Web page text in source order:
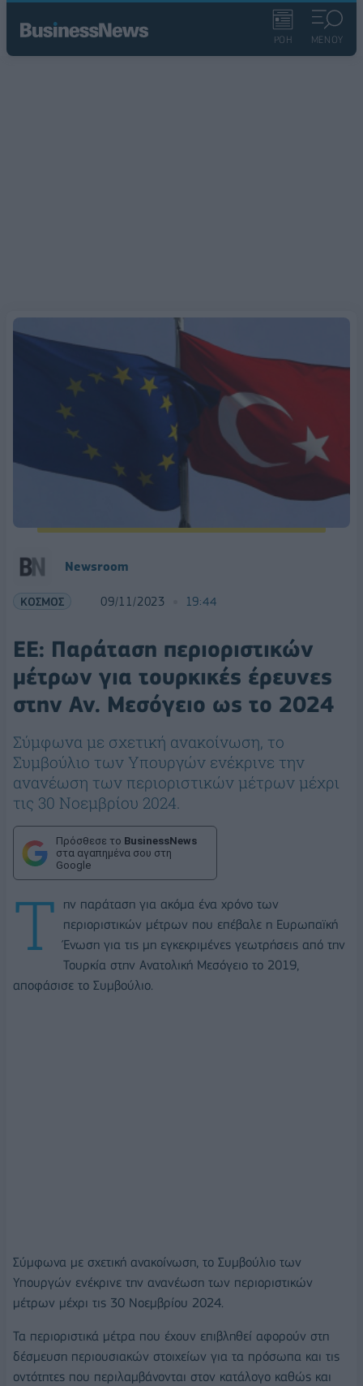
ΡΟΗ ΜΕΝΟΥ
Newsroom
ΚΟΣΜΟΣ 09/11/2023 19:44
ΕΕ: Παράταση περιοριστικών
μέτρων για τουρκικές έρευνες
στην Αν. Μεσόγειο ως το 2024
Σύμφωνα με σχετική ανακοίνωση, το
Συμβούλιο των Υπουργών ενέκρινε την
ανανέωση των περιοριστικών μέτρων μέχρι
τις 30 Νοεμβρίου 2024.
Πρόσθεσε το BusinessNews
στα αγαπημένα σου στη
Google
Τ
ην παράταση για ακόμα ένα χρόνο των
περιοριστικών μέτρων που επέβαλε η Ευρωπαϊκή
Ένωση για τις μη εγκεκριμένες γεωτρήσεις από την
Τουρκία στην Ανατολική Μεσόγειο το 2019,
αποφάσισε το Συμβούλιο.
Σύμφωνα με σχετική ανακοίνωση, το Συμβούλιο των
Υπουργών ενέκρινε την ανανέωση των περιοριστικών
μέτρων μέχρι τις 30 Νοεμβρίου 2024.
Τα περιοριστικά μέτρα που έχουν επιβληθεί αφορούν στη
δέσμευση περιουσιακών στοιχείων για τα πρόσωπα και τις
οντότητες που περιλαμβάνονται στον κατάλογο καθώς και